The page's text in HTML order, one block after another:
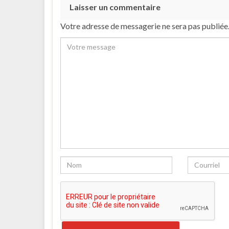
Laisser un commentaire
Votre adresse de messagerie ne sera pas publiée.